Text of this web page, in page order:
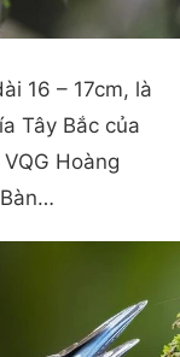
16 – 17cm, là
Tây Bắc của
Hoàng